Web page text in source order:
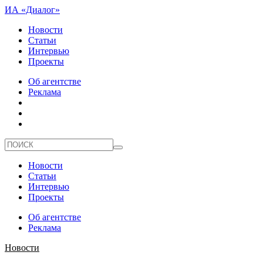
ИА «Диалог»
Новости
Статьи
Интервью
Проекты
Об агентстве
Реклама
Новости
Статьи
Интервью
Проекты
Об агентстве
Реклама
Новости